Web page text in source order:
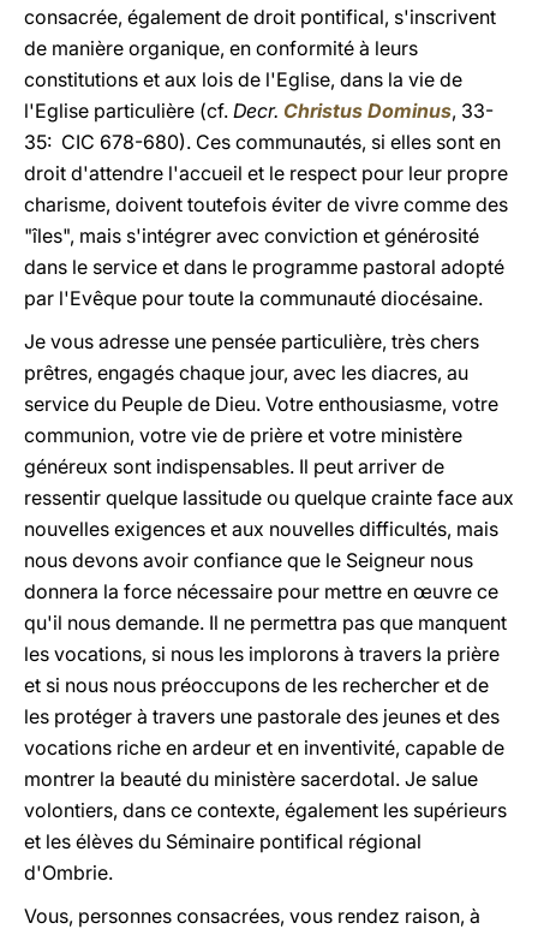
consacrée, également de droit pontifical, s'inscrivent
de manière organique, en conformité à leurs
constitutions et aux lois de l'Eglise, dans la vie de
l'Eglise particulière (cf. Decr. Christus Dominus, 33-
35: CIC 678-680). Ces communautés, si elles sont en
droit d'attendre l'accueil et le respect pour leur propre
charisme, doivent toutefois éviter de vivre comme des
"îles", mais s'intégrer avec conviction et générosité
dans le service et dans le programme pastoral adopté
par l'Evêque pour toute la communauté diocésaine.
Je vous adresse une pensée particulière, très chers
prêtres, engagés chaque jour, avec les diacres, au
service du Peuple de Dieu. Votre enthousiasme, votre
communion, votre vie de prière et votre ministère
généreux sont indispensables. Il peut arriver de
ressentir quelque lassitude ou quelque crainte face aux
nouvelles exigences et aux nouvelles difficultés, mais
nous devons avoir confiance que le Seigneur nous
donnera la force nécessaire pour mettre en œuvre ce
qu'il nous demande. Il ne permettra pas que manquent
les vocations, si nous les implorons à travers la prière
et si nous nous préoccupons de les rechercher et de
les protéger à travers une pastorale des jeunes et des
vocations riche en ardeur et en inventivité, capable de
montrer la beauté du ministère sacerdotal. Je salue
volontiers, dans ce contexte, également les supérieurs
et les élèves du Séminaire pontifical régional
d'Ombrie.
Vous, personnes consacrées, vous rendez raison, à